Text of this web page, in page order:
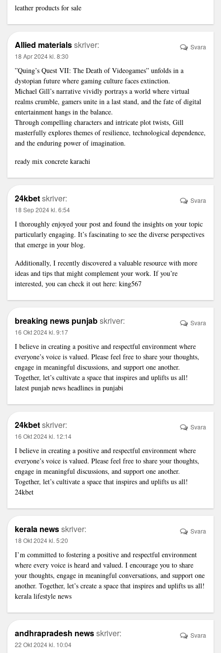
leather products for sale
Allied materialsskriver:
18 Apr 2024 kl. 8:30
”Quing’s Quest VII: The Death of Videogames” unfolds in a
dystopian future where gaming culture faces extinction.
Michael Gill’s narrative vividly portrays a world where virtual
realms crumble, gamers unite in a last stand, and the fate of digital
entertainment hangs in the balance.
Through compelling characters and intricate plot twists, Gill
masterfully explores themes of resilience, technological dependence,
and the enduring power of imagination.
ready mix concrete karachi
Svara
24kbetskriver:
18 Sep 2024 kl. 6:54
I thoroughly enjoyed your post and found the insights on your topic
particularly engaging. It’s fascinating to see the diverse perspectives
that emerge in your blog.
Additionally, I recently discovered a valuable resource with more
ideas and tips that might complement your work. If you’re
interested, you can check it out here: king567
Svara
breaking news punjabskriver:
16 Okt 2024 kl. 9:17
I believe in creating a positive and respectful environment where
everyone’s voice is valued. Please feel free to share your thoughts,
engage in meaningful discussions, and support one another.
Together, let’s cultivate a space that inspires and uplifts us all!
latest punjab news headlines in punjabi
Svara
24kbetskriver:
16 Okt 2024 kl. 12:14
I believe in creating a positive and respectful environment where
everyone’s voice is valued. Please feel free to share your thoughts,
engage in meaningful discussions, and support one another.
Together, let’s cultivate a space that inspires and uplifts us all!
24kbet
Svara
kerala newsskriver:
18 Okt 2024 kl. 5:20
I’m committed to fostering a positive and respectful environment
where every voice is heard and valued. I encourage you to share
your thoughts, engage in meaningful conversations, and support one
another. Together, let’s create a space that inspires and uplifts us all!
kerala lifestyle news
Svara
andhrapradesh newsskriver:
22 Okt 2024 kl. 10:04
Svara